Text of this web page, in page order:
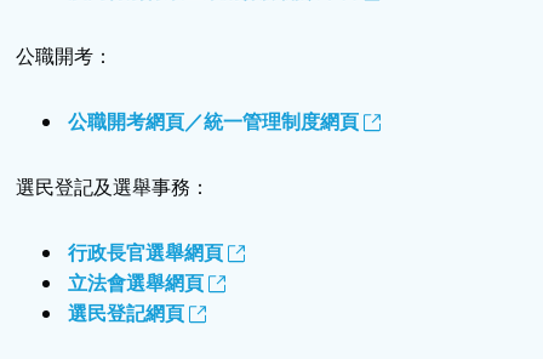
公職開考：
公職開考網頁／統一管理制度網頁
選民登記及選舉事務：
行政長官選舉網頁
立法會選舉網頁
選民登記網頁